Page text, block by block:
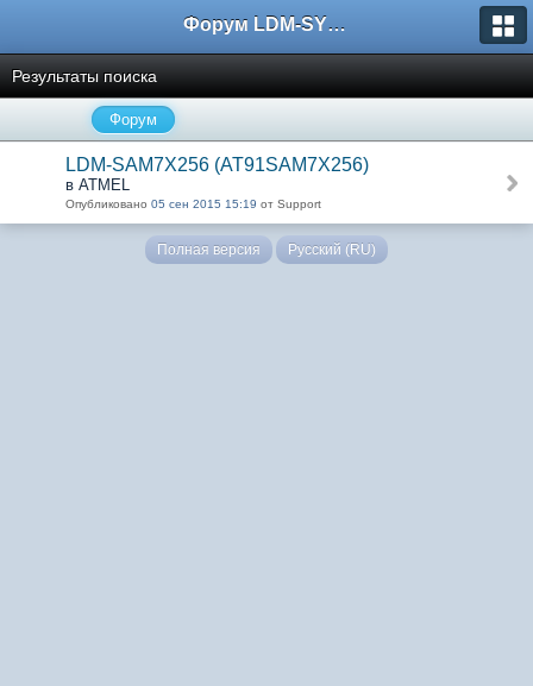
Форум LDM-SYSTEMS
Результаты поиска
Форум
LDM-SAM7X256 (AT91SAM7X256)
в ATMEL
Опубликовано 05 сен 2015 15:19 от Support
Полная версия Русский (RU)